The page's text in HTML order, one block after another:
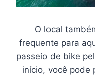
O local
frequente para
passeio de bike
início, você pode